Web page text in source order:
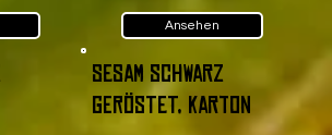
Ansehen
Sesam schwarz
geröstet, Karton